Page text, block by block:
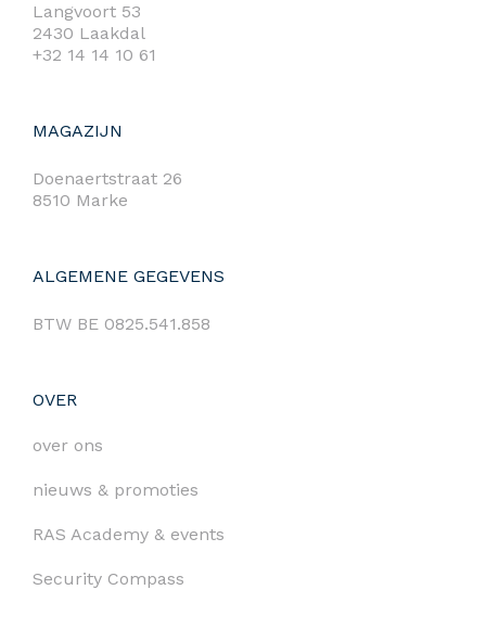
Langvoort 53
2430 Laakdal
+32 14 14 10 61
MAGAZIJN
Doenaertstraat 26
8510 Marke
ALGEMENE GEGEVENS
BTW BE 0825.541.858
OVER
over ons
nieuws & promoties
RAS Academy & events
Security Compass